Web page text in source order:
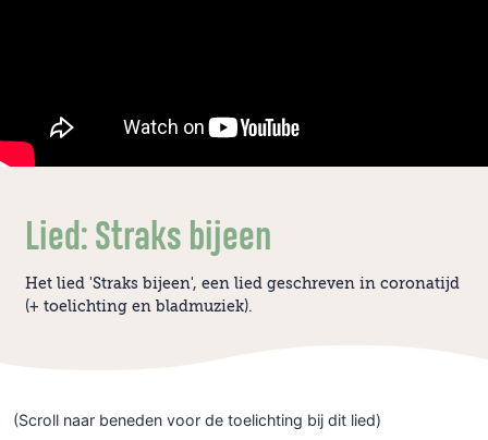
Lied: Straks bijeen
Het lied 'Straks bijeen', een lied geschreven in coronatijd
(+ toelichting en bladmuziek).
(Scroll naar beneden voor de toelichting bij dit lied)